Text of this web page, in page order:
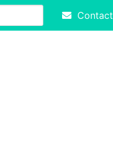
Contact